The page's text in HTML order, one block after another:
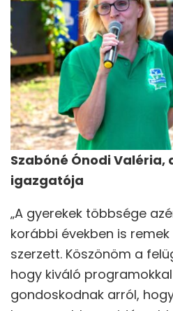
Szabóné Ónodi Valéria,
igazgatója
„A gyerekek többsége
korábbi években is
szerzett. Köszönöm a
hogy kiváló programokkal
gondoskodnak arról,